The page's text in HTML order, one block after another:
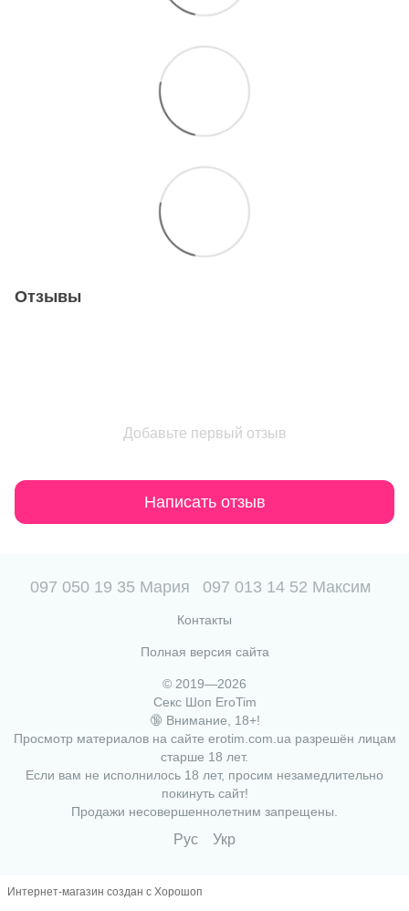
Отзывы
Добавьте первый отзыв
Написать отзыв
097 050 19 35 Мария 097 013 14 52 Максим
Контакты
Полная версия сайта
© 2019—2026
Секс Шоп EroTim
🔞 Внимание, 18+!
Просмотр материалов на сайте erotim.com.ua разрешён лицам
старше 18 лет.
Если вам не исполнилось 18 лет, просим незамедлительно
покинуть сайт!
Продажи несовершеннолетним запрещены.
Рус Укр
Интернет-магазин создан с Хорошоп